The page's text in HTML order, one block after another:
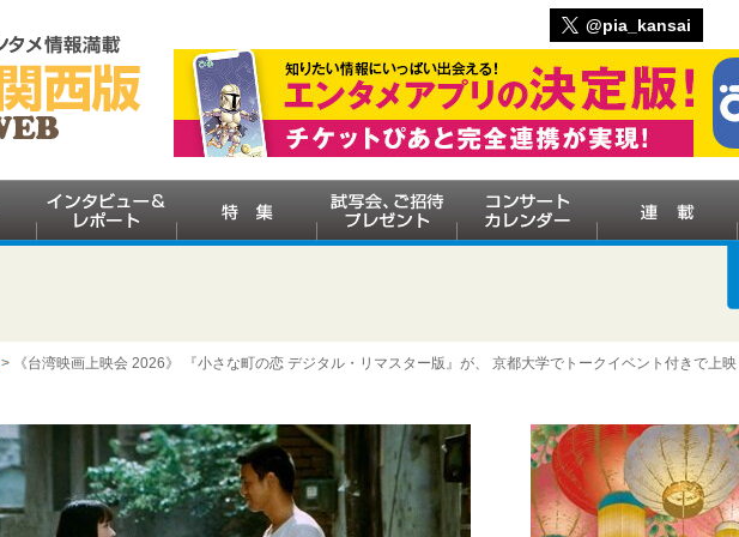
@pia_kansai
> 《台湾映画上映会 2026》 『小さな町の恋 デジタル・リマスター版』が、 京都大学でトークイベント付きで上